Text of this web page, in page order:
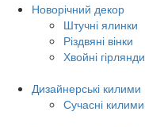
Новорічний декор
Штучні ялинки
Різдвяні вінки
Хвойні гірлянди
Дизайнерські килими
Сучасні килими